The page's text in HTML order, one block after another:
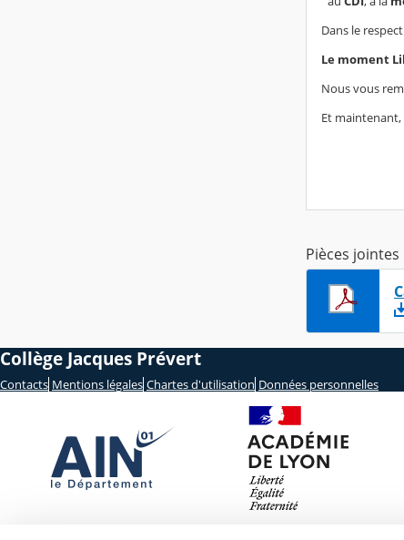
Dans le
Le moment
Nous vous
Et maintenant,
s/c
Pièces jointes
Collège Jacques Prévert
Contacts Mentions légales Chartes d'utilisation Données personnelles